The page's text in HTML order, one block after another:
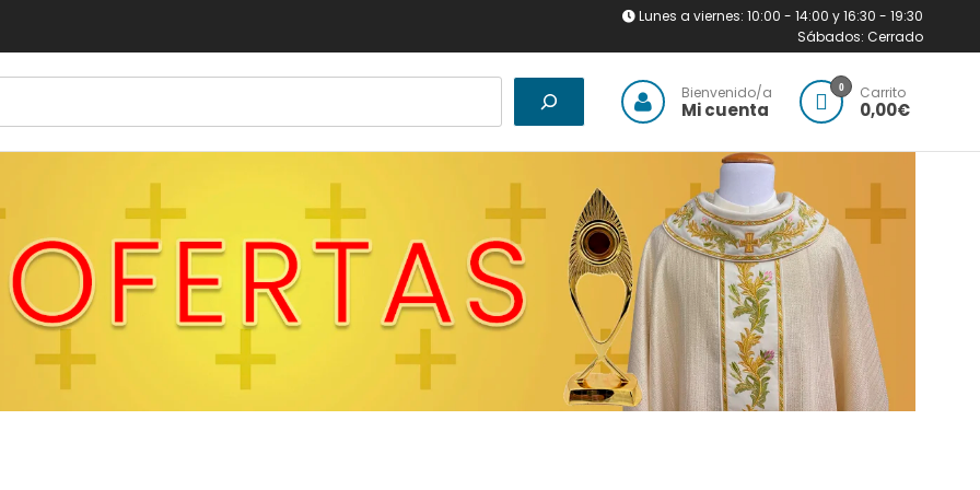
Lunes a viernes: 10:00 - 14:00 y 16:30 - 19:30
Sábados: Cerrado
Bienvenido/a
Mi cuenta
0 Carrito
0,00€